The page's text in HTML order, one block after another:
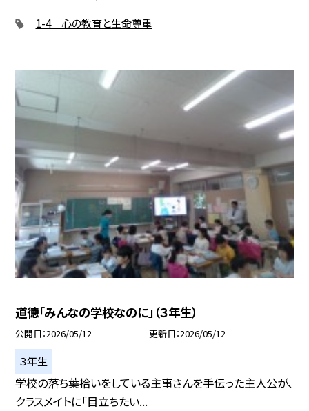
1-4 心の教育と生命尊重
道徳「みんなの学校なのに」（３年生）
公開日 2026/05/12 更新日 2026/05/12
３年生
学校の落ち葉拾いをしている主事さんを手伝った主人公が、
クラスメイトに「目立ちたい...